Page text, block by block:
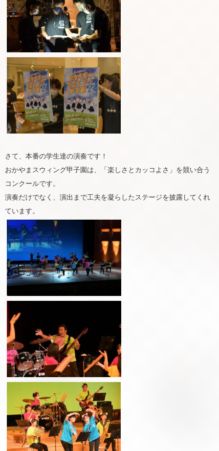
さて、本番の学生達の演奏です！
おかやまスウィング甲子園は、「楽しさとカッコよさ」を競い合う
コンクールです。
演奏だけでなく、演出まで工夫を凝らしたステージを披露してくれ
ています。